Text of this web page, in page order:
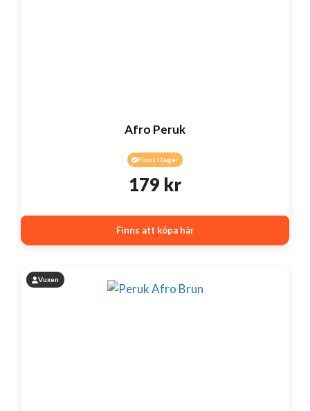
Afro Peruk
Finns i lager
179 kr
Finns att köpa här
Vuxen